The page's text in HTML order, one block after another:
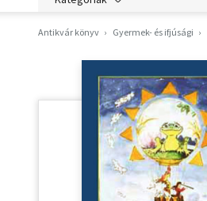
Antikvár könyv Gyermek- és ifjúsági